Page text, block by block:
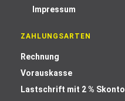
Impressum
ZAHLUNGSARTEN
Rechnung
Vorauskasse
Lastschrift mit 2 % Skonto